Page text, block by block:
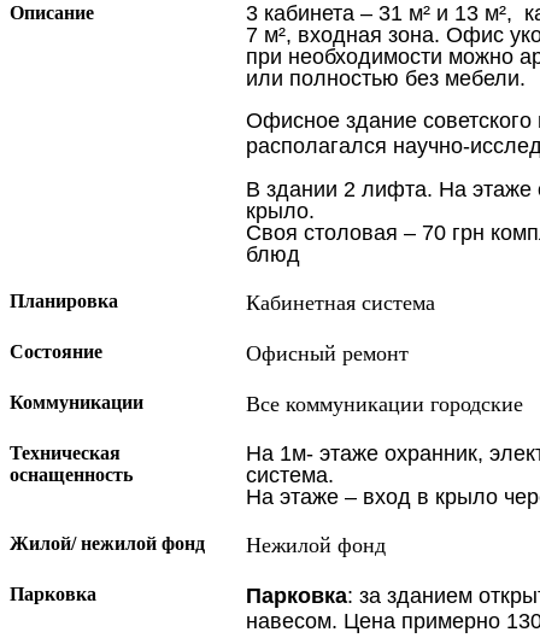
Описание
3 кабинета – 31 м² и 13 м²,
7 м², входная зона. Офис
при необходимости можно
или полностью без мебели.
Офисное здание
располагался научно-
В здании 2 лифта. На этаже
крыло.
Своя столовая – 70 грн
блюд
Планировка Кабинетная система
Состояние Офисный ремонт
Коммуникации Все коммуникации городские
Техническая
оснащенность
На 1м- этаже охранник,
система.
На этаже – вход в крыло
Жилой/ нежилой фонд Нежилой фонд
Парковка Парковка: за зданием
навесом. Цена примерно